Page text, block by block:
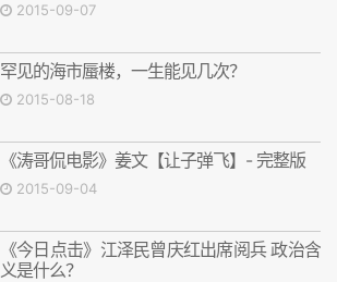
2015-09-07
罕见的海市蜃楼，一生能见几次？
2015-08-18
《涛哥侃电影》姜文【让子弹飞】- 完整版
2015-09-04
《今日点击》江泽民曾庆红出席阅兵 政治含
义是什么？